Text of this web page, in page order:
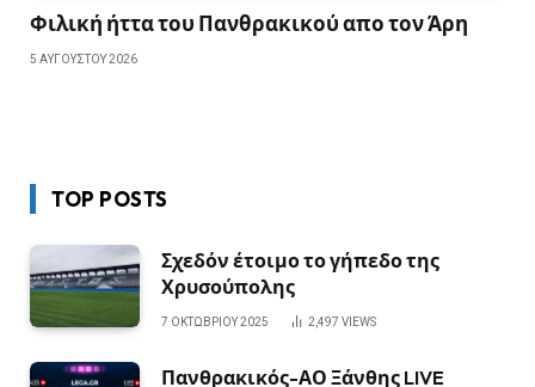
Φιλική ήττα του Πανθρακικού απο τον Άρη
5 ΑΥΓΟΎΣΤΟΥ 2026
TOP POSTS
Σχεδόν έτοιμο το γήπεδο της
Χρυσούπολης
7 ΟΚΤΩΒΡΊΟΥ 2025 2,497 VIEWS
Πανθρακικός-ΑΟ Ξάνθης LIVE